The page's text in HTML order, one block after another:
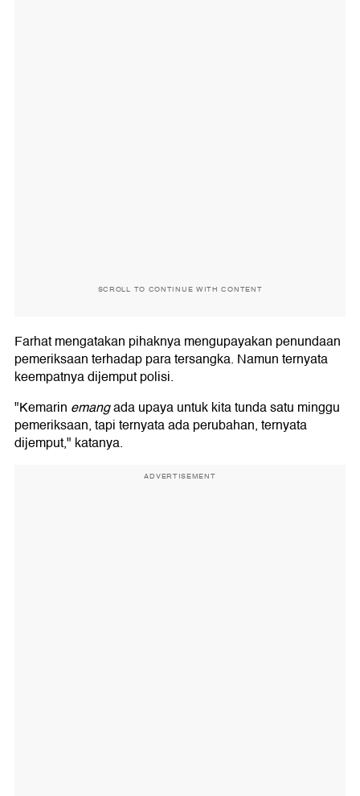
SCROLL TO CONTINUE WITH CONTENT
Farhat mengatakan pihaknya mengupayakan penundaan
pemeriksaan terhadap para tersangka. Namun ternyata
keempatnya dijemput polisi.
"Kemarin emangada upaya untuk kita tunda satu minggu
pemeriksaan, tapi ternyata ada perubahan, ternyata
dijemput," katanya.
ADVERTISEMENT